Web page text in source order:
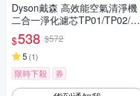
Dyson戴森 高效能空氣清淨機
二合一淨化濾芯TP01/TP02/TP
03/AM11/DP01
$538 $572
5 (1)
限時下殺 券